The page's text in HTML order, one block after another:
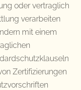
oder vertraglich
verarbeiten
mit einem
Zertifizierungen